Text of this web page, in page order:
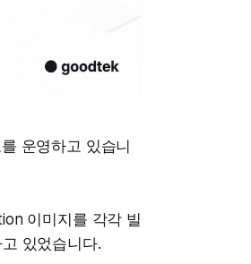
운영하고 있습니
이미지를 각각 빌
있었습니다.